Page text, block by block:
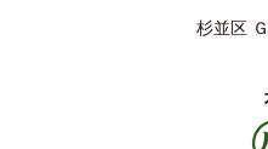
杉並区